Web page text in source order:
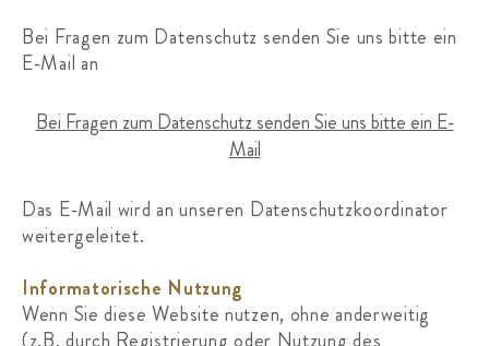
Bei Fragen zum Datenschutz senden Sie uns bitte ein
E-Mail an
Bei Fragen zum Datenschutz senden Sie uns bitte ein E-
Mail
Das E-Mail wird an unseren Datenschutzkoordinator
weitergeleitet.
Informatorische Nutzung
Wenn Sie diese Website nutzen, ohne anderweitig